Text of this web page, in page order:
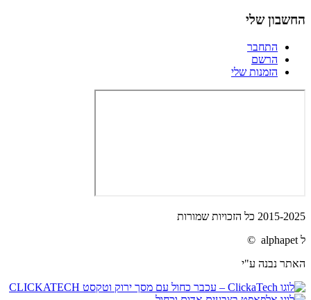
החשבון שלי
התחבר
הרשם
הזמנות שלי
2015-2025 כל הזכויות שמורות
ל alphapet ©
האתר נבנה ע"י